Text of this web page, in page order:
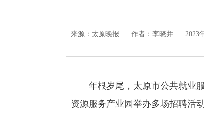
来源： 太原晚报 作者：李晓并 2023
年根岁尾，太原市公共就业服
资源服务产业园举办多场招聘活